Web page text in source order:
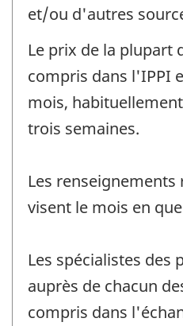
et/ou d'autres
Le prix de la plupart
compris dans l'IPPI
mois,
trois semaines.
Les
visent le mois en
Les spécialistes des
auprès de chacun
compris dans